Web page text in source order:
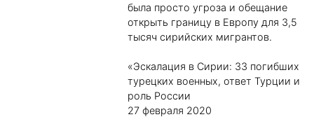
была просто угроза и обещание
открыть границу в Европу для 3,5
тысяч сирийских мигрантов.
«Эскалация в Сирии: 33 погибших
турецких военных, ответ Турции и
роль России
27 февраля 2020